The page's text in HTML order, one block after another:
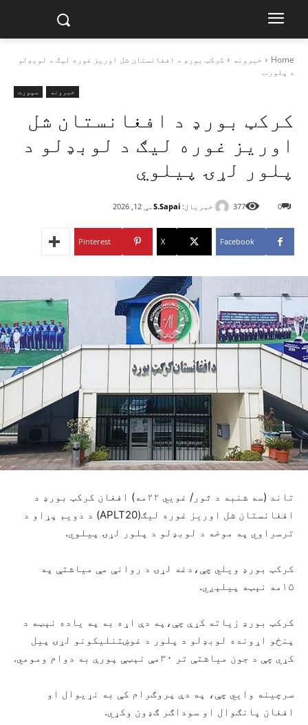
Home خبرونه
کرکټ بورډ د افغانستان شل اوریز غوره لیګ د لوبډلو
د پلور...
خبرونه سپورت
کرکټ بورډ د افغانستان شل
اوریز غوره لیګ د لوبډلو د
پلور لړۍ پیلوي
خبریال: S.Sapaiمې 12, 2026 0
377
Facebook
X
Pinterest
تاند (سه شنبه د ثور/ غويي ۲۲مه) افغان کرکټ بورډ د
افغانستان شل اوریز غوره لیګ(APLT20) د دویم پړاو د
ترسراوي په موخه د لوبډلو د پلور لړۍ پیلوي.
کرکټ بورډ ویلي چې،دغه لړۍ د روانې مې میاشتې په
۱۵مه نېټه پيلېږي.
کرکټ بورډ زیاته کړې چې،په دې اړه به په یاده نېټه د
پنځو اړونده لوبډلو د پلور د غوښتنلیکونو لړۍ پیل
کړي چې د جون میاشتې تر ۳۰مې نېټې پورې به دوام ومومي.
سرچینه وایي چې، په دې پروګرام کې به نړیوال او
افغان پانګوال او سوداګر ګډون وکړي.